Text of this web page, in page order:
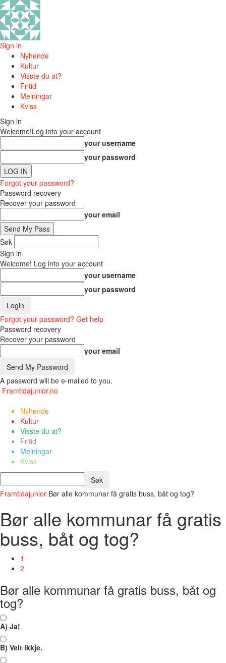
Sign in
Nyhende
Kultur
Visste du at?
Fritid
Meiningar
Kviss
Sign in
Welcome!Log into your account
your username
your password
Forgot your password?
Password recovery
Recover your password
your email
Søk
Sign in
Welcome! Log into your account
your username
your password
Forgot your password? Get help
Password recovery
Recover your password
your email
A password will be e-mailed to you.
Framtidajunior.no
Nyhende
Kultur
Visste du at?
Fritid
Meiningar
Kviss
Framtidajunior Bør alle kommunar få gratis buss, båt og tog?
Bør alle kommunar få gratis
buss, båt og tog?
1
2
Bør alle kommunar få gratis buss, båt og
tog?
A) Ja!
B) Veit ikkje.